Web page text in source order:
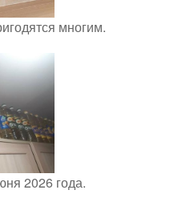
многим.
2026 года.